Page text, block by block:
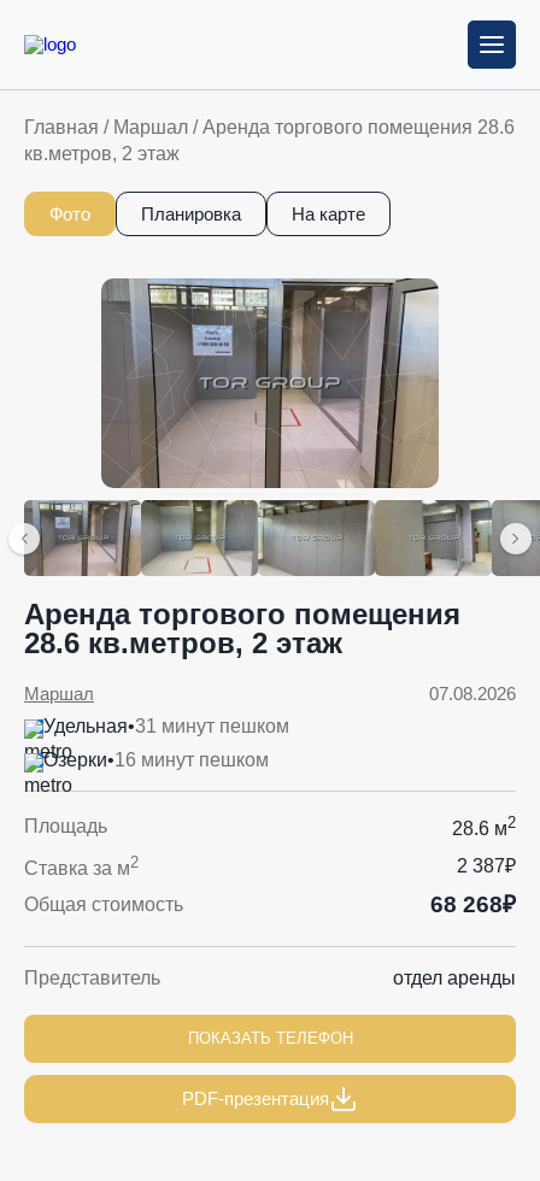
Главная / Маршал /Аренда торгового помещения 28.6
кв.метров, 2 этаж
Фото Планировка На карте
Аренда торгового помещения
28.6 кв.метров, 2 этаж
07.08.2026
Маршал
Удельная•31 минут пешком
Озерки•16 минут пешком
Площадь 28.6 м2
Ставка за м2
2 387₽
Общая стоимость
68 268₽
Представитель отдел аренды
ПОКАЗАТЬ ТЕЛЕФОН
PDF-презентация